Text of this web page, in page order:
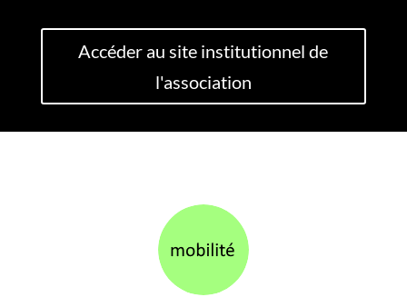
Accéder au site institutionnel de
l'association